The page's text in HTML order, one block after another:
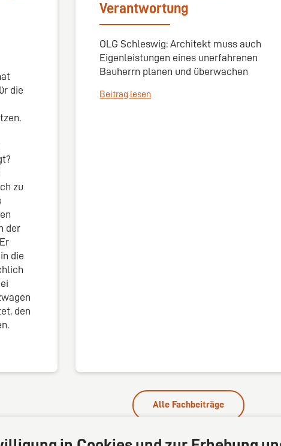
die
zu
der
die
den
Verantwortung
OLG Schleswig: Architekt muss auch
Eigenleistungen eines unerfahrenen
Bauherrn planen und überwachen
Beitrag lesen
Alle Fachbeiträge